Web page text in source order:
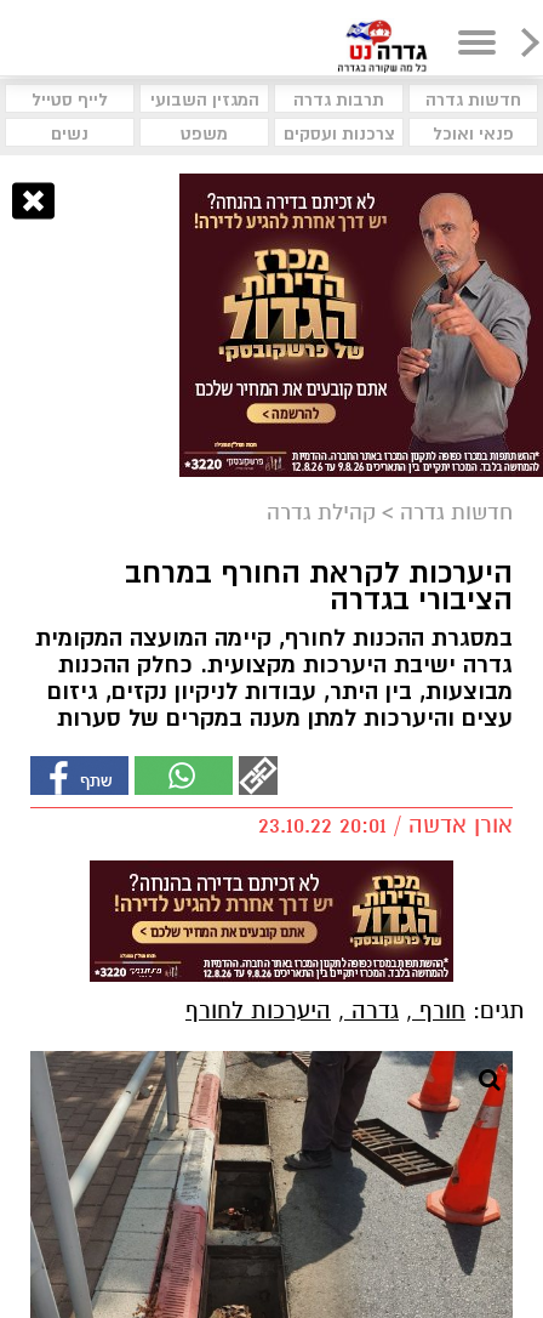
חדשות גדרה תרבות גדרה המגזין השבועי
לייף סטייל
פנאי ואוכל
צרכנות ועסקים משפט נשים
חדשות גדרה > קהילת גדרה
היערכות לקראת החורף במרחב
הציבורי בגדרה
במסגרת ההכנות לחורף, קיימה המועצה המקומית
גדרה ישיבת היערכות מקצועית. כחלק ההכנות
מבוצעות, בין היתר, עבודות לניקיון נקזים, גיזום
עצים והיערכות למתן מענה במקרים של סערות
אורן אדשה / 20:01 23.10.22
תגים: חורף , גדרה , היערכות לחורף